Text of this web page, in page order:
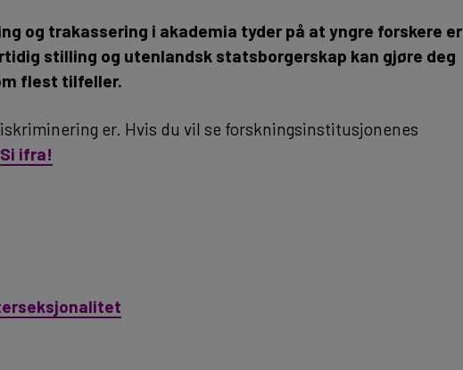
og trakassering i akademia tyder på at yngre forskere er
stilling og utenlandsk statsborgerskap kan gjøre deg
flest tilfeller.
er. Hvis du vil se forskningsinstitusjonenes
Si ifra!